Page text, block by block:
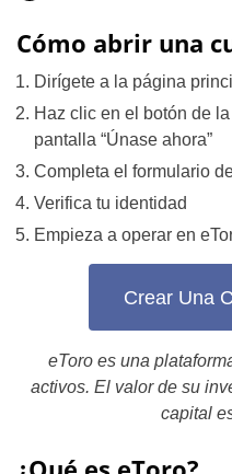
Cómo abrir una
Dirígete a la página
Haz clic en el botón de
pantalla “Únase ahora”
Completa el formulario
Verifica tu identidad
Empieza a operar en
Crear Una
eToro es una
activos. El valor de su
capital